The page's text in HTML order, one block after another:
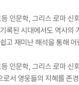
등 인문학, 그리스 로마
록된 시대에서도 역사의
고 재미난 해석을 통해
등 인문학, 그리스 로마
로서 영웅들의 지혜를 존